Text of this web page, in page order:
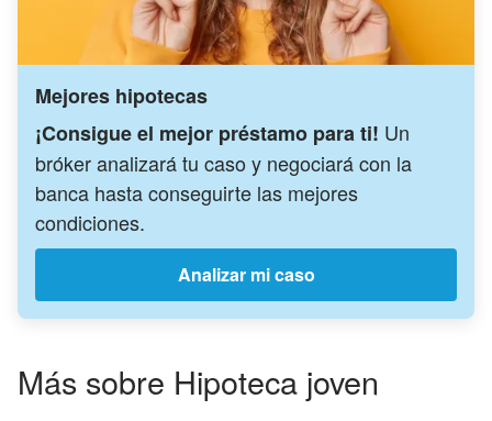
Mejores hipotecas
¡Consigue el mejor préstamo para ti! Un
bróker analizará tu caso y negociará con la
banca hasta conseguirte las mejores
condiciones.
Analizar mi caso
Más sobre Hipoteca joven